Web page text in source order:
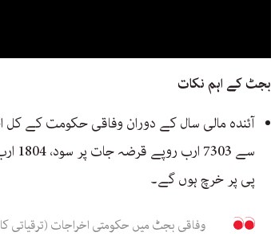
بجٹ کے اہم نکات
پی پر خرچ ہوں گے۔
وفاقی بجٹ میں حکومتی اخراجات (ترقیاتی